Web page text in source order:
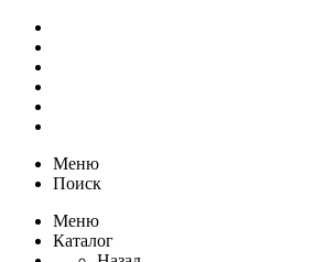
Меню
Поиск
Меню
Каталог